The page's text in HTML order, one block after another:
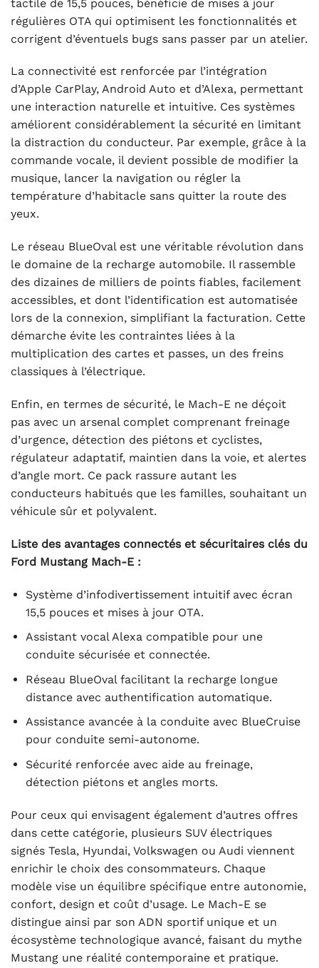
tactile de 15,5 pouces, bénéficie de mises à jour
régulières OTA qui optimisent les fonctionnalités et
corrigent d’éventuels bugs sans passer par un atelier.
La connectivité est renforcée par l’intégration
d’Apple CarPlay, Android Auto et d’Alexa, permettant
une interaction naturelle et intuitive. Ces systèmes
améliorent considérablement la sécurité en limitant
la distraction du conducteur. Par exemple, grâce à la
commande vocale, il devient possible de modifier la
musique, lancer la navigation ou régler la
température d’habitacle sans quitter la route des
yeux.
Le réseau BlueOval est une véritable révolution dans
le domaine de la recharge automobile. Il rassemble
des dizaines de milliers de points fiables, facilement
accessibles, et dont l’identification est automatisée
lors de la connexion, simplifiant la facturation. Cette
démarche évite les contraintes liées à la
multiplication des cartes et passes, un des freins
classiques à l’électrique.
Enfin, en termes de sécurité, le Mach-E ne déçoit
pas avec un arsenal complet comprenant freinage
d’urgence, détection des piétons et cyclistes,
régulateur adaptatif, maintien dans la voie, et alertes
d’angle mort. Ce pack rassure autant les
conducteurs habitués que les familles, souhaitant un
véhicule sûr et polyvalent.
Liste des avantages connectés et sécuritaires clés du
Ford Mustang Mach-E :
Système d’infodivertissement intuitif avec écran
15,5 pouces et mises à jour OTA.
Assistant vocal Alexa compatible pour une
conduite sécurisée et connectée.
Réseau BlueOval facilitant la recharge longue
distance avec authentification automatique.
Assistance avancée à la conduite avec BlueCruise
pour conduite semi-autonome.
Sécurité renforcée avec aide au freinage,
détection piétons et angles morts.
Pour ceux qui envisagent également d’autres offres
dans cette catégorie, plusieurs SUV électriques
signés Tesla, Hyundai, Volkswagen ou Audi viennent
enrichir le choix des consommateurs. Chaque
modèle vise un équilibre spécifique entre autonomie,
confort, design et coût d’usage. Le Mach-E se
distingue ainsi par son ADN sportif unique et un
écosystème technologique avancé, faisant du mythe
Mustang une réalité contemporaine et pratique.